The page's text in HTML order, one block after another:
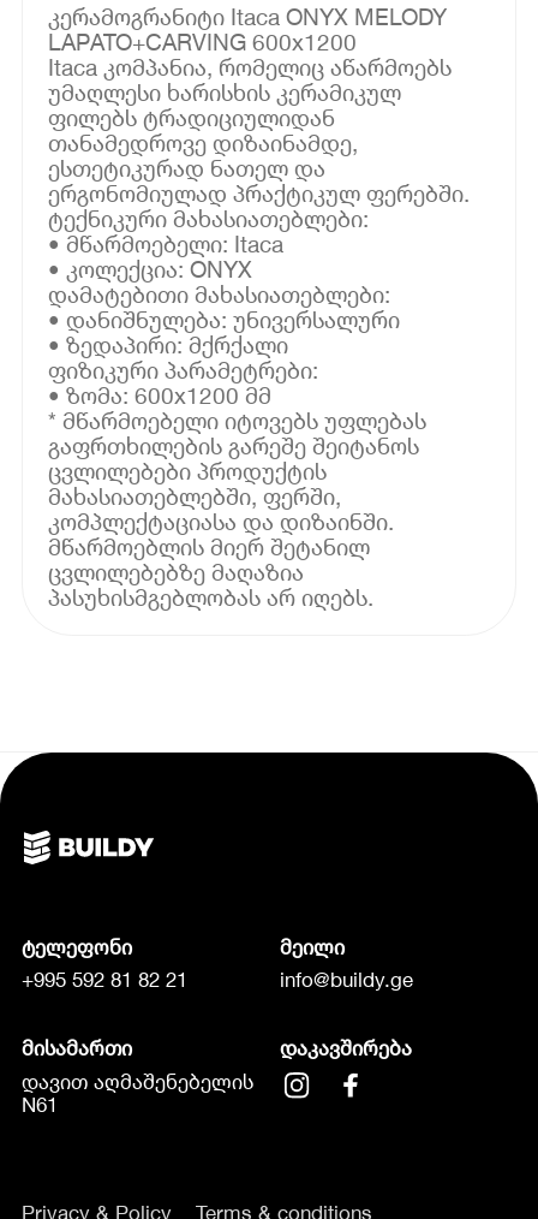
კერამოგრანიტი Itaca ONYX MELODY
LAPATO+CARVING 600x1200
Itaca კომპანია, რომელიც აწარმოებს
უმაღლესი ხარისხის კერამიკულ
ფილებს ტრადიციულიდან
თანამედროვე დიზაინამდე,
ესთეტიკურად ნათელ და
ერგონომიულად პრაქტიკულ ფერებში.
ტექნიკური მახასიათებლები:
• მწარმოებელი: Itaca
• კოლექცია: ONYX
დამატებითი მახასიათებლები:
• დანიშნულება: უნივერსალური
• ზედაპირი: მქრქალი
ფიზიკური პარამეტრები:
• ზომა: 600x1200 მმ
* მწარმოებელი იტოვებს უფლებას
გაფრთხილების გარეშე შეიტანოს
ცვლილებები პროდუქტის
მახასიათებლებში, ფერში,
კომპლექტაციასა და დიზაინში.
მწარმოებლის მიერ შეტანილ
ცვლილებებზე მაღაზია
პასუხისმგებლობას არ იღებს.
ტელეფონი
+995 592 81 82 21
მეილი
info@buildy.ge
მისამართი
დავით აღმაშენებელის
N61
დაკავშირება
Privacy & Policy Terms & conditions